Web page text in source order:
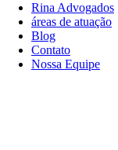
Rina Advogados
áreas de atuação
Blog
Contato
Nossa Equipe